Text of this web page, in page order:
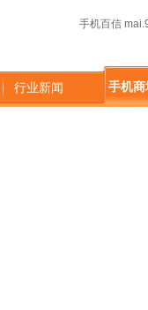
手机百信
行业新闻 手机商